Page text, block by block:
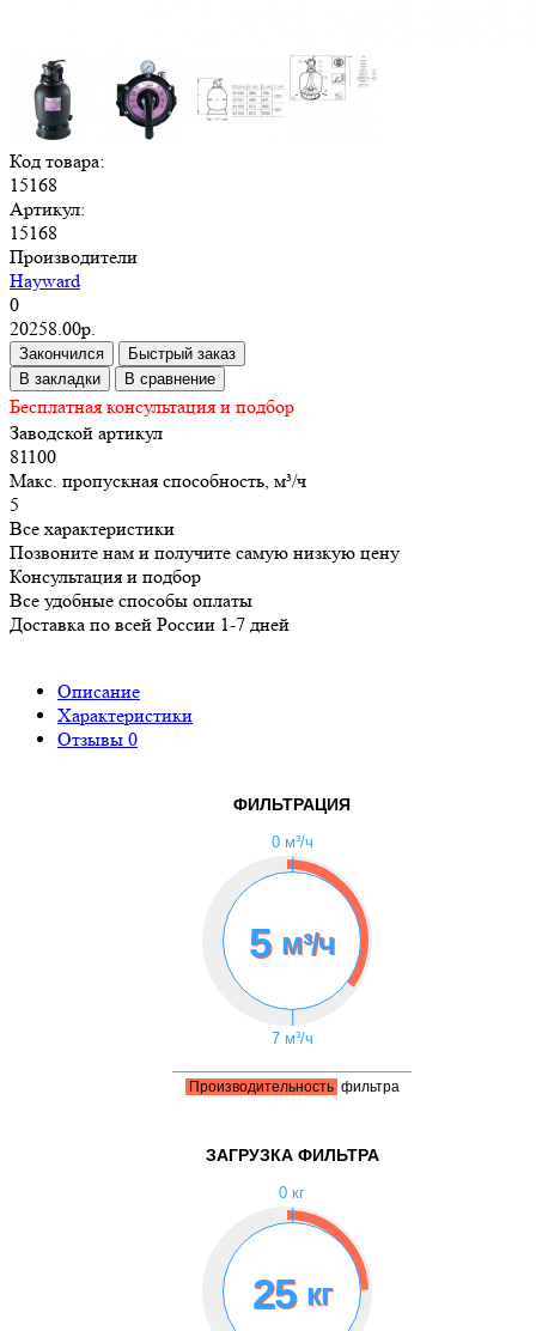
Код товара:
15168
Артикул:
15168
Производители
Hayward
0
20258.00р.
Закончился
Быстрый заказ
В закладки
В сравнение
Бесплатная консультация и подбор
Заводской артикул
81100
Макс. пропускная способность, м³/ч
5
Все характеристики
Позвоните нам и получите самую низкую цену
Консультация и подбор
Все удобные способы оплаты
Доставка по всей России 1-7 дней
Описание
Характеристики
Отзывы 0
ФИЛЬТРАЦИЯ
0 м³/ч
|
5 м³/ч
7 м³/ч
Производительность фильтра
ЗАГРУЗКА ФИЛЬТРА
0 кг
|
25 кг